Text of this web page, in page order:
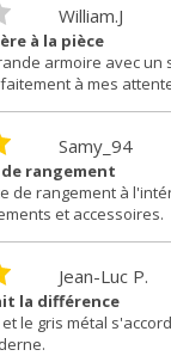
William.J
à la pièce
armoire avec un
à mes
Samy_94
rangement
de rangement à
et accessoires.
Jean-Luc P.
la différence
le gris métal